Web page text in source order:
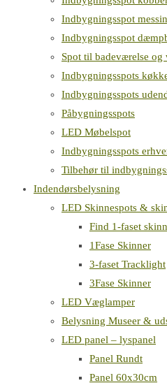
Indbygningsspot
Indbygningsspot
Spot til badeværelse og
Indbygningsspots
Indbygningsspots
Påbygningsspots
LED Møbelspot
Indbygningsspots
Tilbehør til
Indendørsbelysning
LED Skinnespots &
Find 1-faset
1Fase Skinner
3-faset Tracklight
3Fase Skinner
LED Væglamper
Belysning Museer &
LED panel – lyspanel
Panel Rundt
Panel 60x30cm